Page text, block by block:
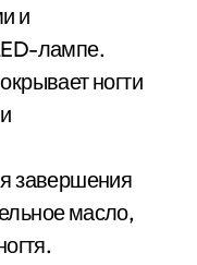
и
лампе.
ногти
завершения
масло,